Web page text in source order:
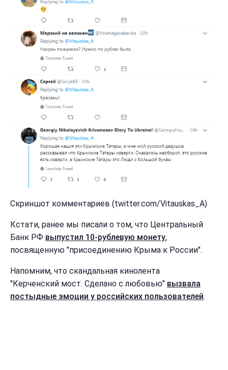
Скриншот комментариев (twitter.com/Vitauskas_A)
Кстати, ранее мы писали о том, что Центральный
Банк РФ выпустил 10-рублевую монету,
посвященную "присоединению Крыма к России".
Напомним, что скандальная кинолента
"Керченский мост. Сделано с любовью" вызвала
постыдные эмоции у российских пользователей.